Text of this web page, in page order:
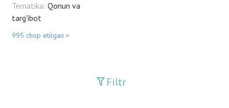
Tematika: Qonun va
targ'ibot
995 chop etilgan >
Filtr